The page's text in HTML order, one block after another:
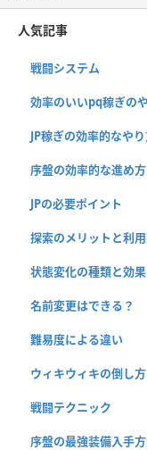
人気記事
戦闘システム
効率のいいpq稼ぎの
JP稼ぎの効率的なや
序盤の効率的な進め方
JPの必要ポイント
探索のメリットと利
状態変化の種類と効果
名前変更はできる？
難易度による違い
ウィキウィキの倒し方
戦闘テクニック
序盤の最強装備入手